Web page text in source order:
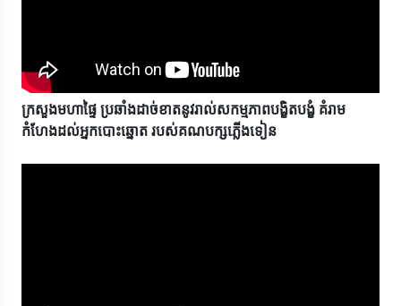
ក្រសួងមហាផ្ទៃ ប្រឆាំងដាច់ខាតនូវរាល់សកម្មភាពបង្ខិតបង្ខំ គំរាម
កំហែងដល់អ្នកបោះឆ្នោត របស់គណបក្សភ្លើងទៀន